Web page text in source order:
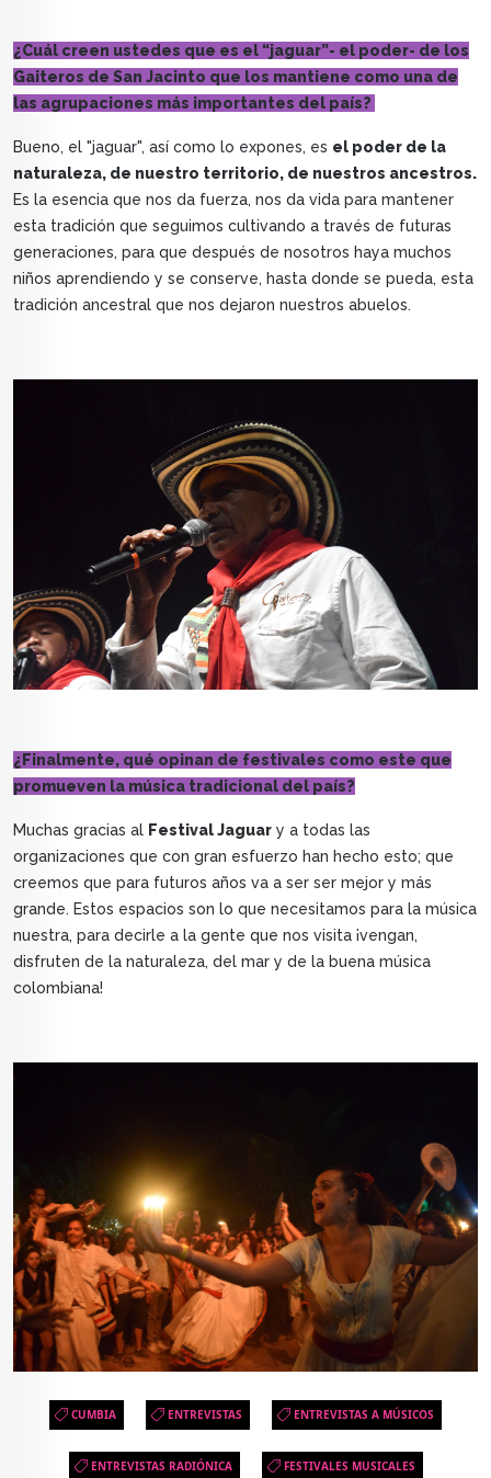
¿Cuál creen ustedes que es el “jaguar”- el poder- de los
Gaiteros de San Jacinto que los mantiene como una de
las agrupaciones más importantes del país?
Bueno, el "jaguar", así como lo expones, es el poder de la
naturaleza, de nuestro territorio, de nuestros ancestros.
Es la esencia que nos da fuerza, nos da vida para mantener
esta tradición que seguimos cultivando a través de futuras
generaciones, para que después de nosotros haya muchos
niños aprendiendo y se conserve, hasta donde se pueda, esta
tradición ancestral que nos dejaron nuestros abuelos.
¿Finalmente, qué opinan de festivales como este que
promueven la música tradicional del país?
Muchas gracias al Festival Jaguar y a todas las
organizaciones que con gran esfuerzo han hecho esto; que
creemos que para futuros años va a ser ser mejor y más
grande. Estos espacios son lo que necesitamos para la música
nuestra, para decirle a la gente que nos visita ¡vengan,
disfruten de la naturaleza, del mar y de la buena música
colombiana!
CUMBIA ENTREVISTAS ENTREVISTAS A MÚSICOS
ENTREVISTAS RADIÓNICA FESTIVALES MUSICALES